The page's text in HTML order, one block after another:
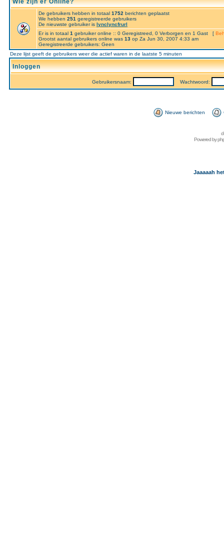
Wie zijn er Online?
De gebruikers hebben in totaal 1752 berichten geplaatst
We hebben 251 geregistreerde gebruikers
De nieuwste gebruiker is lynclyncfrurl
Er is in totaal 1 gebruiker online :: 0 Geregistreed, 0 Verborgen en 1 Gast [
Grootst aantal gebruikers online was 13 op Za Jun 30, 2007 4:33 am
Geregistreerde gebruikers: Geen
Deze lijst geeft de gebruikers weer die actief waren in de laatste 5 minuten
Inloggen
Gebruikersnaam: Wachtwoord:
Nieuwe berichten
Powered by
Jaaaaah